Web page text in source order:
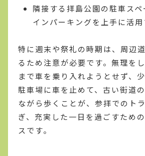
隣接する拝島公園の駐車スペ
インパーキングを上手に活用
特に週末や祭礼の時期は、周辺
るため注意が必要です。無理を
まで車を乗り入れようとせず、
駐車場に車を止めて、古い街道
ながら歩くことが、参拝でのト
ぎ、充実した一日を過ごすため
スです。